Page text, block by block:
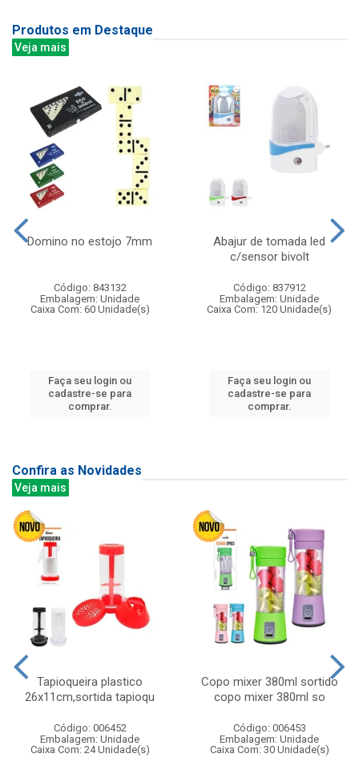
Produtos em Destaque
Veja mais
Domino no estojo 7mm
Código: 843132
Embalagem: Unidade
Caixa Com: 60 Unidade(s)
Faça seu login ou
cadastre-se para
comprar.
Abajur de tomada led
c/sensor bivolt
Código: 837912
Embalagem: Unidade
Caixa Com: 120 Unidade(s)
Faça seu login ou
cadastre-se para
comprar.
Confira as Novidades
Veja mais
Tapioqueira plastico
26x11cm,sortida tapioqu
Código: 006452
Embalagem: Unidade
Caixa Com: 24 Unidade(s)
Copo mixer 380ml sortido
copo mixer 380ml so
Código: 006453
Embalagem: Unidade
Caixa Com: 30 Unidade(s)